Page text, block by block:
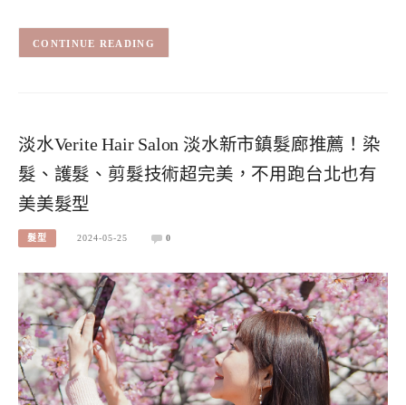
CONTINUE READING
淡水Verite Hair Salon 淡水新市鎮髮廊推薦！染
髮、護髮、剪髮技術超完美，不用跑台北也有
美美髮型
髮型 2024-05-25 0